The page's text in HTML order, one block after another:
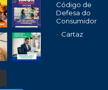
Código de
Defesa do
Consumidor
Cartaz